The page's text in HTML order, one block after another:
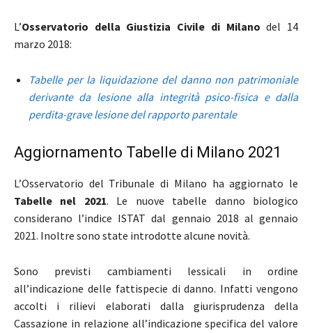
L’Osservatorio della Giustizia Civile di Milanodel 14
marzo 2018:
Tabelle per la liquidazione del danno non patrimoniale
derivante da lesione alla integrità psico-fisica e dalla
perdita-grave lesione del rapporto parentale
Aggiornamento Tabelle di Milano 2021
L’Osservatorio del Tribunale di Milano ha aggiornato le
Tabelle nel 2021. Le nuove tabelle danno biologico
considerano l’indice ISTAT dal gennaio 2018 al gennaio
2021. Inoltre sono state introdotte alcune novità.
Sono previsti cambiamenti lessicali in ordine
all’indicazione delle fattispecie di danno. Infatti vengono
accolti i rilievi elaborati dalla giurisprudenza della
Cassazione in relazione all’indicazione specifica del valore